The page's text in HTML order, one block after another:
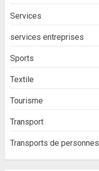
Services
services entreprises
Sports
Textile
Tourisme
Transport
Transports de personnes